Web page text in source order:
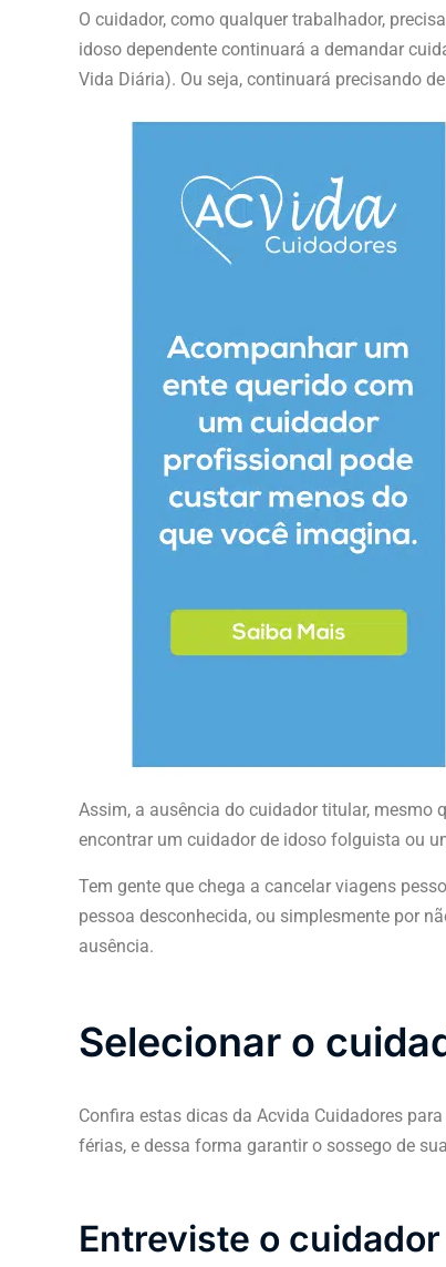
O cuidador, como qualquer trabalhador,
idoso dependente continuará a demandar
Vida Diária). Ou seja, continuará precisando
Assim, a ausência do cuidador titular,
encontrar um cuidador de idoso folguista ou
Tem gente que chega a cancelar viagens
pessoa desconhecida, ou simplesmente por
ausência.
Selecionar o
Confira estas dicas da Acvida Cuidadores
férias, e dessa forma garantir o sossego de
Entreviste o